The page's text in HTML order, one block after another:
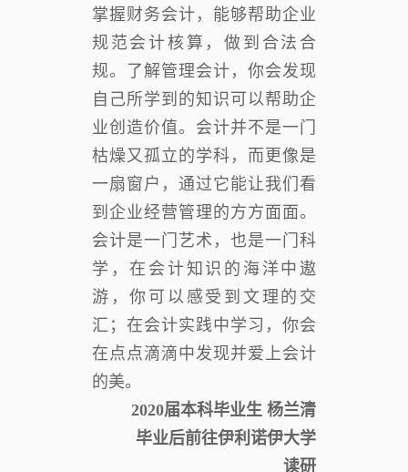
掌握财务会计，能够帮助企业
规范会计核算，做到合法合
规。了解管理会计，你会发现
自己所学到的知识可以帮助企
业创造价值。会计并不是一门
枯燥又孤立的学科，而更像是
一扇窗户，通过它能让我们看
到企业经营管理的方方面面。
会计是一门艺术，也是一门科
学，在会计知识的海洋中遨
游，你可以感受到文理的交
汇；在会计实践中学习，你会
在点点滴滴中发现并爱上会计
的美。
2020届本科毕业生 杨兰清
毕业后前往伊利诺伊大学
读研